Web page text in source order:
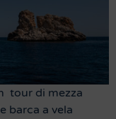
tour di mezza
barca a vela